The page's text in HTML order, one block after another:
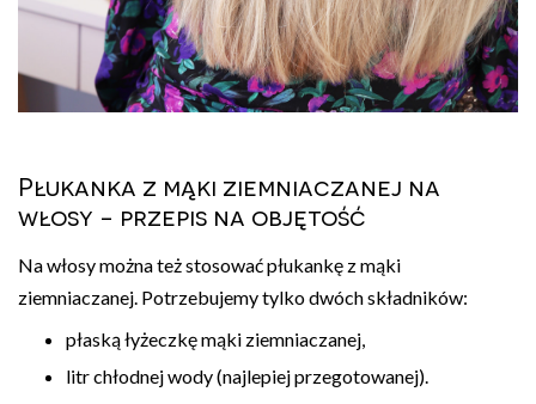
Płukanka z mąki ziemniaczanej na
włosy - przepis na objętość
Na włosy można też stosować płukankę z mąki
ziemniaczanej. Potrzebujemy tylko dwóch składników:
płaską łyżeczkę mąki ziemniaczanej,
litr chłodnej wody (najlepiej przegotowanej).